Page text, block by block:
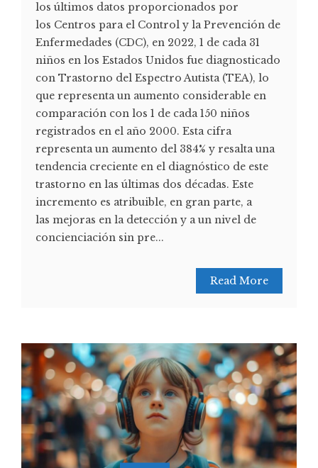
los últimos datos proporcionados por
los Centros para el Control y la Prevención de
Enfermedades (CDC), en 2022, 1 de cada 31
niños en los Estados Unidos fue diagnosticado
con Trastorno del Espectro Autista (TEA), lo
que representa un aumento considerable en
comparación con los 1 de cada 150 niños
registrados en el año 2000. Esta cifra
representa un aumento del 384% y resalta una
tendencia creciente en el diagnóstico de este
trastorno en las últimas dos décadas. Este
incremento es atribuible, en gran parte, a
las mejoras en la detección y a un nivel de
concienciación sin pre...
Read More